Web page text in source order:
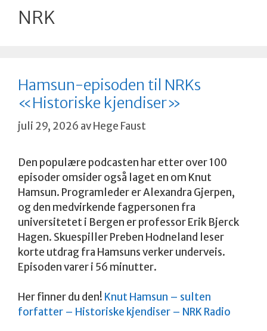
NRK
Hamsun-episoden til NRKs
«Historiske kjendiser»
juli 29, 2026 avHege Faust
Den populære podcasten har etter over 100
episoder omsider også laget en om Knut
Hamsun. Programleder er Alexandra Gjerpen,
og den medvirkende fagpersonen fra
universitetet i Bergen er professor Erik Bjerck
Hagen. Skuespiller Preben Hodneland leser
korte utdrag fra Hamsuns verker underveis.
Episoden varer i 56 minutter.
Her finner du den! Knut Hamsun – sulten
forfatter – Historiske kjendiser – NRK Radio